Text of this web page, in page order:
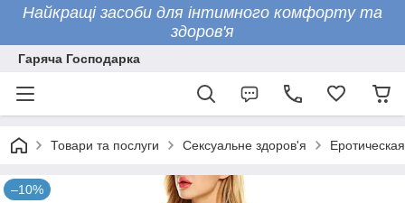
Найкращі засоби для інтимного комфорту та
здоров'я
Гаряча Господарка
Товари та послуги Сексуальне здоров'я
–10%